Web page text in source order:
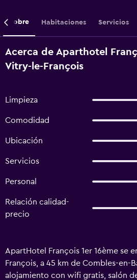
Sobre Habitaciones Servicios
Acerca de Aparthotel
Vitry-le-François
Limpieza
Comodidad
Ubicación
Servicios
Personal
Relación calidad-
precio
ApartHotel François 1er 16ème se
François, a 45 km de Combles-en-
alojamiento con wifi gratis, salón